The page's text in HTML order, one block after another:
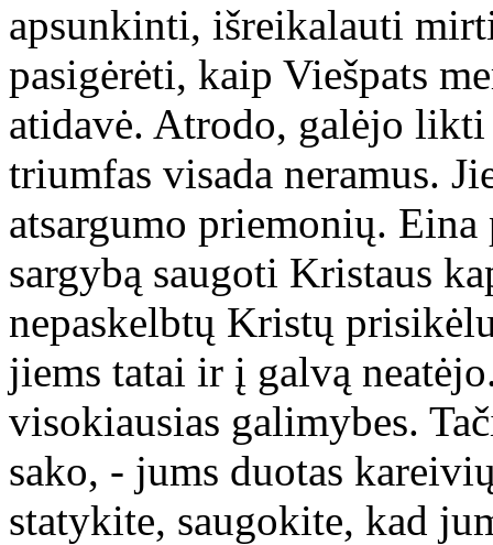
apsunkinti, išreikalauti
pasigėrėti, kaip Viešpats
atidavė. Atrodo, galėjo likti
triumfas visada neramus.
atsargumo priemonių.
sargybą saugoti Kristaus
nepaskelbtų Kristų
jiems tatai ir į galvą
visokiausias galimybes.
sako, - jums duotas
statykite, saugokite, kad